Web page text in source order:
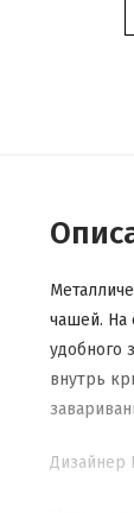
чашей. На
удобного
внутрь
Дизайнер